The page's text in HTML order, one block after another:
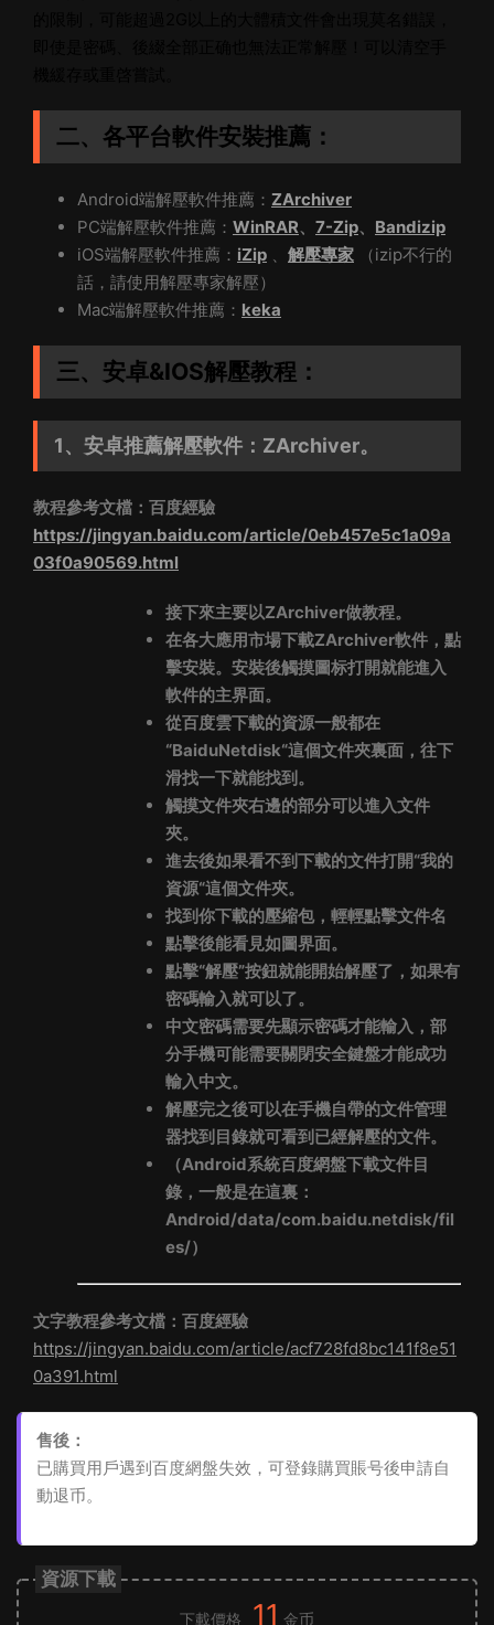
二、各平台軟件安裝推薦 ：
Android端解壓軟件推薦： ZArchiver
PC端解壓軟件推薦： WinRAR、 7-Zip、 Bandizip
iOS端解壓軟件推薦： iZip 、 解壓專家 （izip不行的
話，請使用解壓專家解壓）
Mac端解壓軟件推薦： keka
三、安卓&IOS解壓教程 ：
1、安卓推薦解壓軟件：ZArchiver。
教程參考文檔：百度經驗
https://jingyan.baidu.com/article/0eb457e5c1a09a
03f0a90569.html
接下來主要以ZArchiver做教程。
在各大應用市場下載ZArchiver軟件，點
擊安裝。安裝後觸摸圖标打開就能進入
軟件的主界面。
從百度雲下載的資源一般都在
“BaiduNetdisk“這個文件夾裏面，往下
滑找一下就能找到。
觸摸文件夾右邊的部分可以進入文件
夾。
進去後如果看不到下載的文件打開“我的
資源“這個文件夾。
找到你下載的壓縮包，輕輕點擊文件名
點擊後能看見如圖界面。
點擊“解壓”按鈕就能開始解壓了，如果有
密碼輸入就可以了。
中文密碼需要先顯示密碼才能輸入，部
分手機可能需要關閉安全鍵盤才能成功
輸入中文。
解壓完之後可以在手機自帶的文件管理
器找到目錄就可看到已經解壓的文件。
（Android系統百度網盤下載文件目
錄，一般是在這裏：
Android/data/com.baidu.netdisk/fil
es/）
文字教程參考文檔：百度經驗
https://jingyan.baidu.com/article/acf728fd8bc141f8e51
0a391.html
售後：
已購買用戶遇到百度網盤失效，可登錄購買賬号後申請自
動退币。
資源下載
下載價格 11 金币